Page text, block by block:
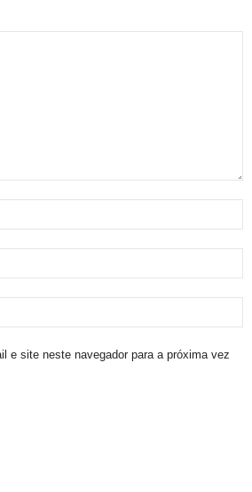
e site neste navegador para a próxima vez